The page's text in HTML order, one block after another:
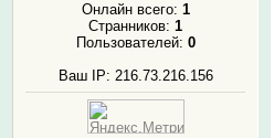
Онлайн всего: 1
Странников: 1
Пользователей: 0
Ваш IP: 216.73.216.156